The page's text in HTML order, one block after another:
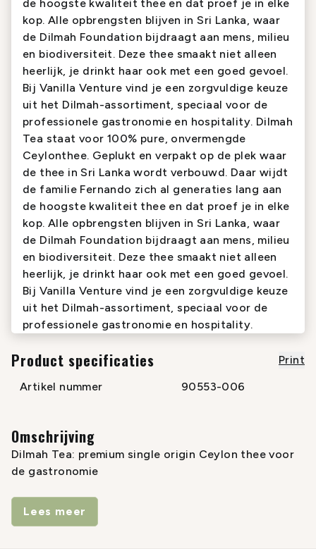
de hoogste kwaliteit thee en dat proef je in elke
kop. Alle opbrengsten blijven in Sri Lanka, waar
de Dilmah Foundation bijdraagt aan mens, milieu
en biodiversiteit. Deze thee smaakt niet alleen
heerlijk, je drinkt haar ook met een goed gevoel.
Bij Vanilla Venture vind je een zorgvuldige keuze
uit het Dilmah-assortiment, speciaal voor de
professionele gastronomie en hospitality. Dilmah
Tea staat voor 100% pure, onvermengde
Ceylonthee. Geplukt en verpakt op de plek waar
de thee in Sri Lanka wordt verbouwd. Daar wijdt
de familie Fernando zich al generaties lang aan
de hoogste kwaliteit thee en dat proef je in elke
kop. Alle opbrengsten blijven in Sri Lanka, waar
de Dilmah Foundation bijdraagt aan mens, milieu
en biodiversiteit. Deze thee smaakt niet alleen
heerlijk, je drinkt haar ook met een goed gevoel.
Bij Vanilla Venture vind je een zorgvuldige keuze
uit het Dilmah-assortiment, speciaal voor de
professionele gastronomie en hospitality.
Product specificaties
Print
Artikel nummer
90553-006
Omschrijving
Dilmah Tea: premium single origin Ceylon thee voor
de gastronomie
Dilmah Tea is een familiebedrijf uit Sri Lanka,
wereldwijd bekend om zijn authentieke, single origin
Lees meer